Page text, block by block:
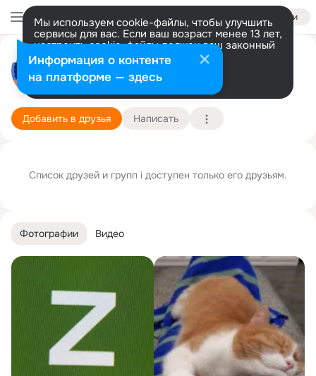
Войти
Мы используем cookie-файлы, чтобы улучшить
сервисы для вас. Если ваш возраст менее 13 лет,
настроить cookie-файлы должен ваш законный
представитель. Больше информации
Разрешить все Настроить
i s
Ставрополь 16 августа Подробнее
Добавить в друзья Написать
Фотографии Видео
Список друзей и групп i доступен только его друзьям.
Информация о контенте
на платформе — здесь